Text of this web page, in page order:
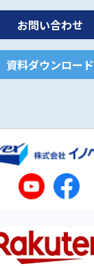
お問い合わせ
資料ダウンロード